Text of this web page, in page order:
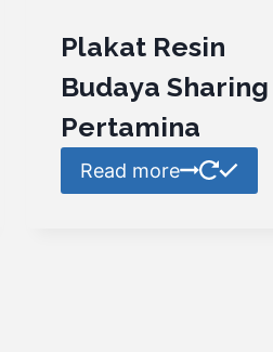
Plakat Resin
Budaya Sharing
Pertamina
Read more